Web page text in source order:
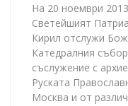
На 20 ноември
Светейшият
Кирил отслужи
Катедралния
съслужение с
Руската
Москва и от